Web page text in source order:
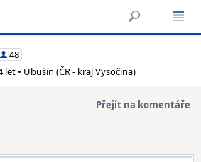
48
let • Ubušín (ČR - kraj Vysočina)
Přejít na komentáře